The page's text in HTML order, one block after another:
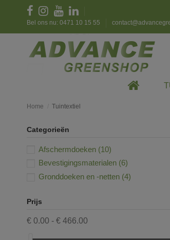
Bel ons nu: 0471 10 15 55
Home Tuintextiel
Categorieën
Afschermdoeken (10)
Bevestigingsmaterialen (6)
Gronddoeken en -netten (4)
Prijs
€ 0.00 - € 466.00